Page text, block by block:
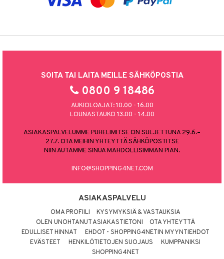
SOITA TAI LAITA MEILLE SÄHKÖPOSTIA
0800 9 18486
AUKIOLOAJAT: 10.00 - 16.00
LOUNASTAUKO 13.00 - 14.00
ASIAKASPALVELUMME PUHELIMITSE ON SULJETTUNA 29.6.–
27.7. OTA MEIHIN YHTEYTTÄ SÄHKÖPOSTITSE
NIIN AUTAMME SINUA MAHDOLLISIMMAN PIAN.
INFO@SHOPPING4NET.COM
ASIAKASPALVELU
OMA PROFIILI
KYSYMYKSIÄ & VASTAUKSIA
OLEN UNOHTANUT ASIAKASTIETONI
OTA YHTEYTTÄ
EDULLISET HINNAT
EHDOT - SHOPPING4NETIN MYYNTIEHDOT
EVÄSTEET
HENKILÖTIETOJEN SUOJAUS
KUMPPANIKSI
SHOPPING4NET